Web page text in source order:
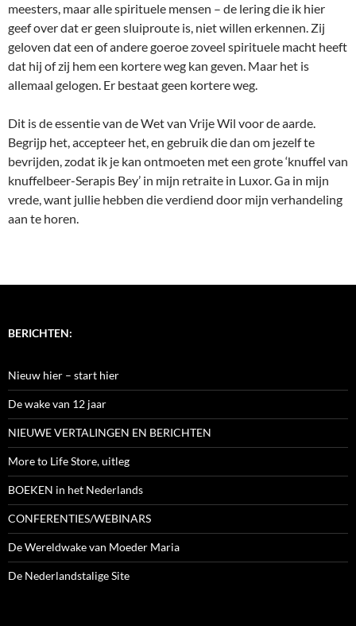
meesters, maar alle spirituele mensen – de lering die ik hier
geef over dat er geen sluiproute is, niet willen erkennen. Zij
geloven dat een of andere goeroe zoveel spirituele macht heeft
dat hij of zij hem een kortere weg kan geven. Maar het is
allemaal gelogen. Er bestaat geen kortere weg.
Dit is de essentie van de Wet van Vrije Wil voor de aarde.
Begrijp het, accepteer het, en gebruik die dan om jezelf te
bevrijden, zodat ik je kan ontmoeten met een grote ‘knuffel van
knuffelbeer-Serapis Bey’ in mijn retraite in Luxor. Ga in mijn
vrede, want jullie hebben die verdiend door mijn verhandeling
aan te horen.
BERICHTEN:
Nieuw hier – start hier
De wake van 12 jaar
NIEUWE VERTALINGEN EN BERICHTEN
More to Life Store, uitleg
BOEKEN in het Nederlands
CONFERENTIES/WEBINARS
De Wereldwake van Moeder Maria
De Nederlandstalige Site